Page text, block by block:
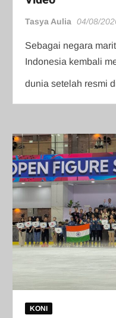
Tasya Aulia 04/08/
Sebagai negara
Indonesia kembali
dunia setelah resmi
KONI